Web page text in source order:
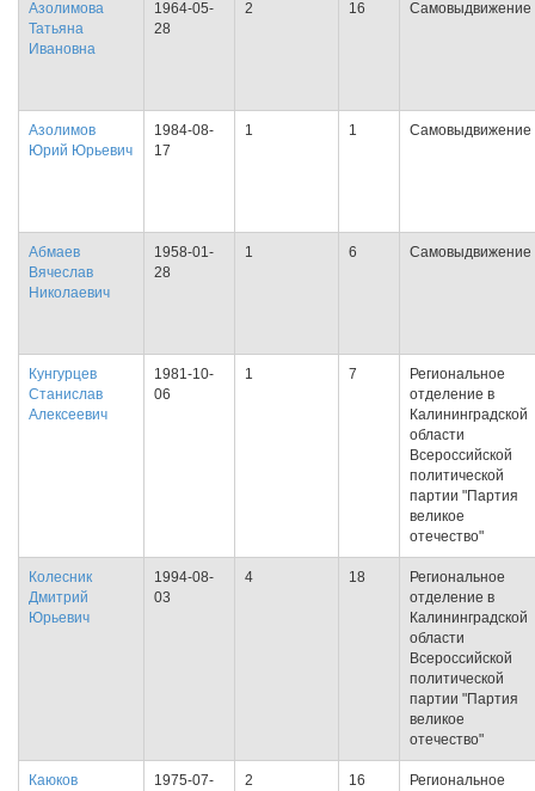
Азолимова
Татьяна
Ивановна
1964-05-
28
2 16 Самовыдвижение
Азолимов
Юрий Юрьевич
1984-08-
17
1 1 Самовыдвижение
Абмаев
Вячеслав
Николаевич
1958-01-
28
1 6 Самовыдвижение
Кунгурцев
Станислав
Алексеевич
1981-10-
06
1 7
Региональное
отделение в
Калининградской
области
Всероссийской
политической
партии "Партия
великое
отечество"
Колесник
Дмитрий
Юрьевич
1994-08-
03
4 18
Региональное
отделение в
Калининградской
области
Всероссийской
политической
партии "Партия
великое
отечество"
Каюков
1975-07-
2 16
Региональное